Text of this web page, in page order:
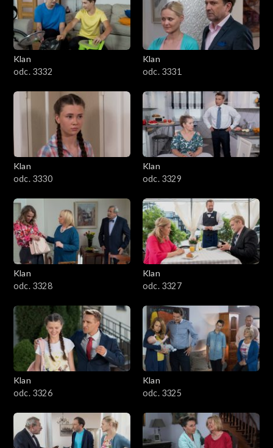
Klan
odc. 3332
Klan
odc. 3331
Klan
odc. 3330
Klan
odc. 3329
Klan
odc. 3328
Klan
odc. 3327
Klan
odc. 3326
Klan
odc. 3325